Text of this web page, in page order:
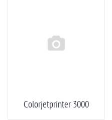
Colorjetprinter 3000